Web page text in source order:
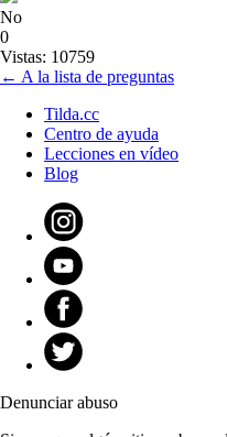
No
0
Vistas: 10759
← A la lista de preguntas
Tilda.cc
Centro de ayuda
Lecciones en vídeo
Blog
Denunciar abuso